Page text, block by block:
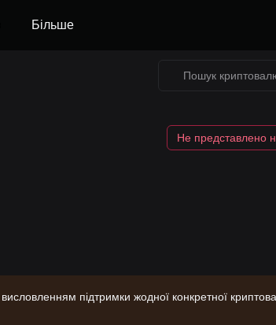
Більше
Не представлено
підтримки жодної конкретної